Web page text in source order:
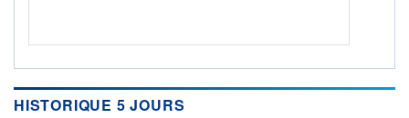
HISTORIQUE 5 JOURS